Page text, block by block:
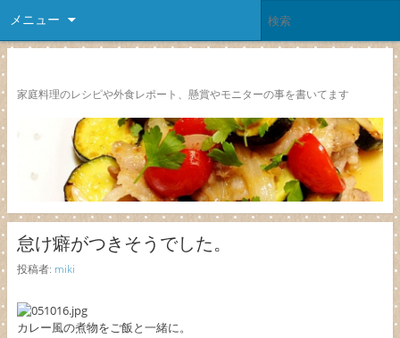
メニュー
家庭料理のレシピや外食レポート、懸賞やモニターの事を書いてます
怠け癖がつきそうでした。
投稿者: miki
カレー風の煮物をご飯と一緒に。